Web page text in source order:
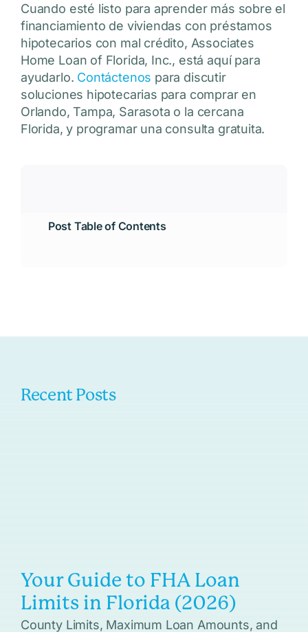
Cuando esté listo para aprender más sobre el
financiamiento de viviendas con préstamos
hipotecarios con mal crédito, Associates
Home Loan of Florida, Inc., está aquí para
ayudarlo. Contáctenos para discutir
soluciones hipotecarias para comprar en
Orlando, Tampa, Sarasota o la cercana
Florida, y programar una consulta gratuita.
Post Table of Contents
Recent Posts
Your Guide to FHA Loan
Limits in Florida (2026)
County Limits, Maximum Loan Amounts, and